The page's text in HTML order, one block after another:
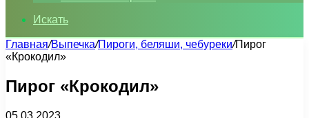
Искать
Главная/Выпечка/Пироги, беляши, чебуреки/Пирог
«Крокодил»
Пирог «Крокодил»
05.03.2023